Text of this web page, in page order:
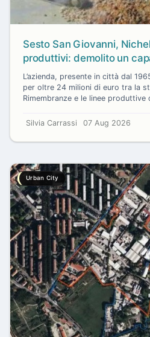
Sesto San Giovanni,
produttivi: demolito un
spazio a un nuovo
L’azienda, presente in città dal
per oltre 24 milioni di euro tra la
Rimembranze e le linee produttive
Silvia Carrassi 07 Aug 2026
Urban City